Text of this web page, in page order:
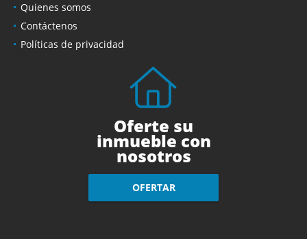
Quienes somos
Contáctenos
Políticas de privacidad
Oferte su
inmueble con
nosotros
OFERTAR